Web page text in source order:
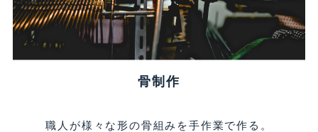
骨制作
職人が様々な形の骨組みを手作業で作る。